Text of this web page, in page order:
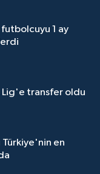
futbolcuyu 1 ay
Lig'e transfer oldu
Türkiye'nin en